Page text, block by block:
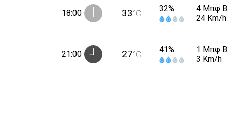
18:00 33°C 32%
4 Μπφ
24 Km/h
21:00 27°C 41%
1 Μπφ B
3 Km/h